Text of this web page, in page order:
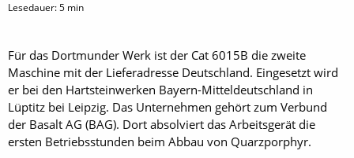
Lesedauer:5 min
Für das Dortmunder Werk ist der Cat 6015B die zweite
Maschine mit der Lieferadresse Deutschland. Eingesetzt wird
er bei den Hartsteinwerken Bayern-Mitteldeutschland in
Lüptitz bei Leipzig. Das Unternehmen gehört zum Verbund
der Basalt AG (BAG). Dort absolviert das Arbeitsgerät die
ersten Betriebsstunden beim Abbau von Quarzporphyr.